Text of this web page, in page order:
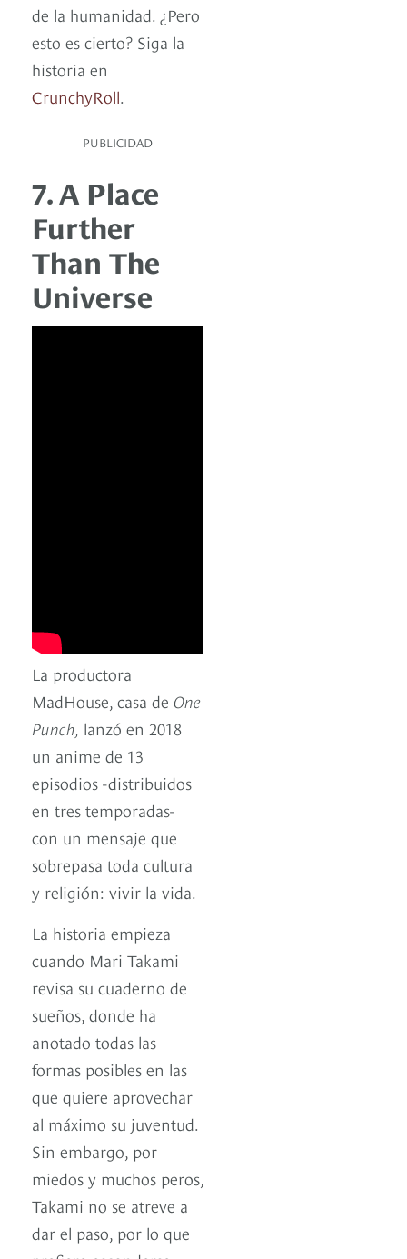
de la humanidad. ¿Pero
esto es cierto? Siga la
historia en
CrunchyRoll.
PUBLICIDAD
7. A Place
Further
Than The
Universe
La productora
MadHouse, casa de One
Punch, lanzó en 2018
un anime de 13
episodios -distribuidos
en tres temporadas-
con un mensaje que
sobrepasa toda cultura
y religión: vivir la vida.
La historia empieza
cuando Mari Takami
revisa su cuaderno de
sueños, donde ha
anotado todas las
formas posibles en las
que quiere aprovechar
al máximo su juventud.
Sin embargo, por
miedos y muchos peros,
Takami no se atreve a
dar el paso, por lo que